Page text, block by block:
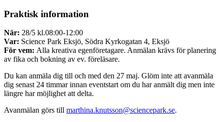
Praktisk information
När: 28/5 kl.08:00-12:00
Var: Science Park Eksjö, Södra Kyrkogatan 4, Eksjö
För vem: Alla kreativa egenföretagare. Anmälan krävs för planering
av fika och bokning av ev. föreläsare.
Du kan anmäla dig till och med den 27 maj. Glöm inte att avanmäla
dig senast 24 timmar innan eventstart om du har anmält dig men inte
längre har möjlighet att delta.
Avanmälan görs till marthina.knutsson@sciencepark.se.